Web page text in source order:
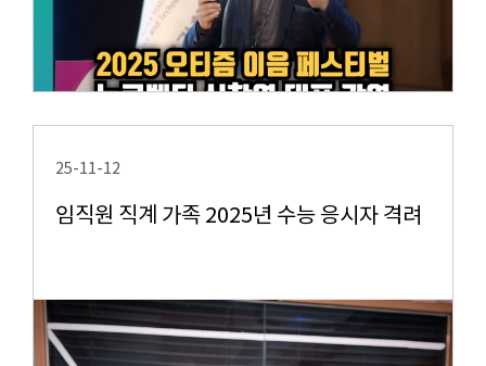
25-11-12
임직원 직계 가족 2025년 수능 응시자 격려